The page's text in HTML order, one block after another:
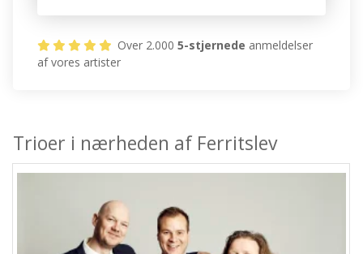
Over 2.0005-stjernede anmeldelser
af vores artister
Trioer i nærheden af Ferritslev